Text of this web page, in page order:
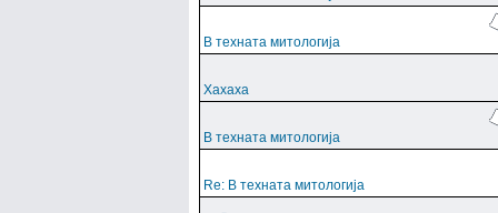
В техната митологија
Хахаха
В техната митологија
Re: В техната митологија